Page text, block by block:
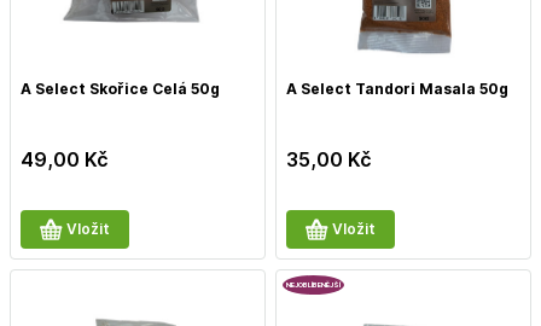
A Select Skořice Celá 50g
49,00 Kč
Vložit
A Select Tandori Masala 50g
35,00 Kč
Vložit
NEJOBLÍBENĚJŠÍ